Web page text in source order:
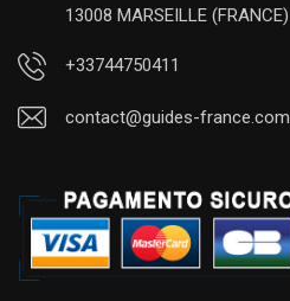
13008 MARSEILLE (FRANCE)
+33744750411
contact@guides-france.com